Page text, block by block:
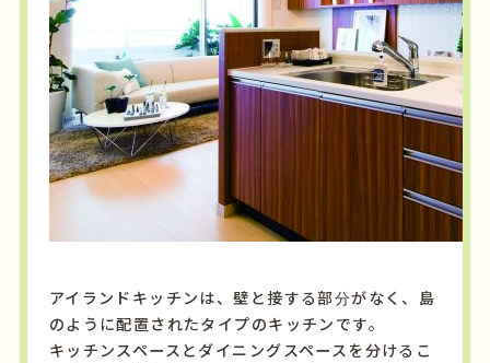
アイランドキッチンは、壁と接する部分がなく、島
のように配置されたタイプのキッチンです。
キッチンスペースとダイニングスペースを分けるこ